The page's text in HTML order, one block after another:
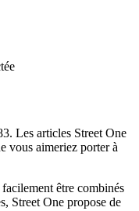
Les articles Street One
vous aimeriez porter à
être combinés
Street One propose de